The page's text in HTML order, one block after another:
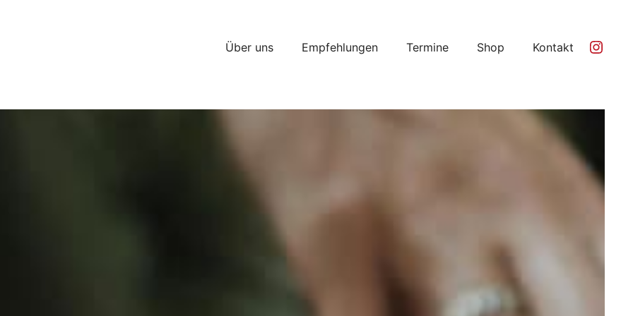
Über uns Empfehlungen Termine Shop Kontakt